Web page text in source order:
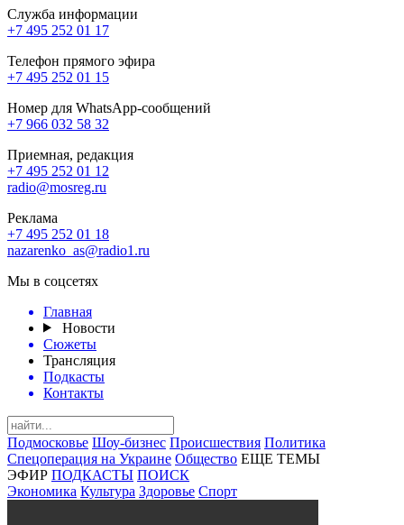
Служба информации
+7 495 252 01 17
Телефон прямого эфира
+7 495 252 01 15
Номер для WhatsApp-сообщений
+7 966 032 58 32
Приемная, редакция
+7 495 252 01 12
radio@mosreg.ru
Реклама
+7 495 252 01 18
nazarenko_as@radio1.ru
Мы в соцсетях
Главная
Новости
Сюжеты
Трансляция
Подкасты
Контакты
Подмосковье Шоу-бизнес Происшествия Политика
Спецоперация на Украине Общество ЕЩЕ ТЕМЫ
ЭФИР ПОДКАСТЫ ПОИСК
Экономика Культура Здоровье Спорт